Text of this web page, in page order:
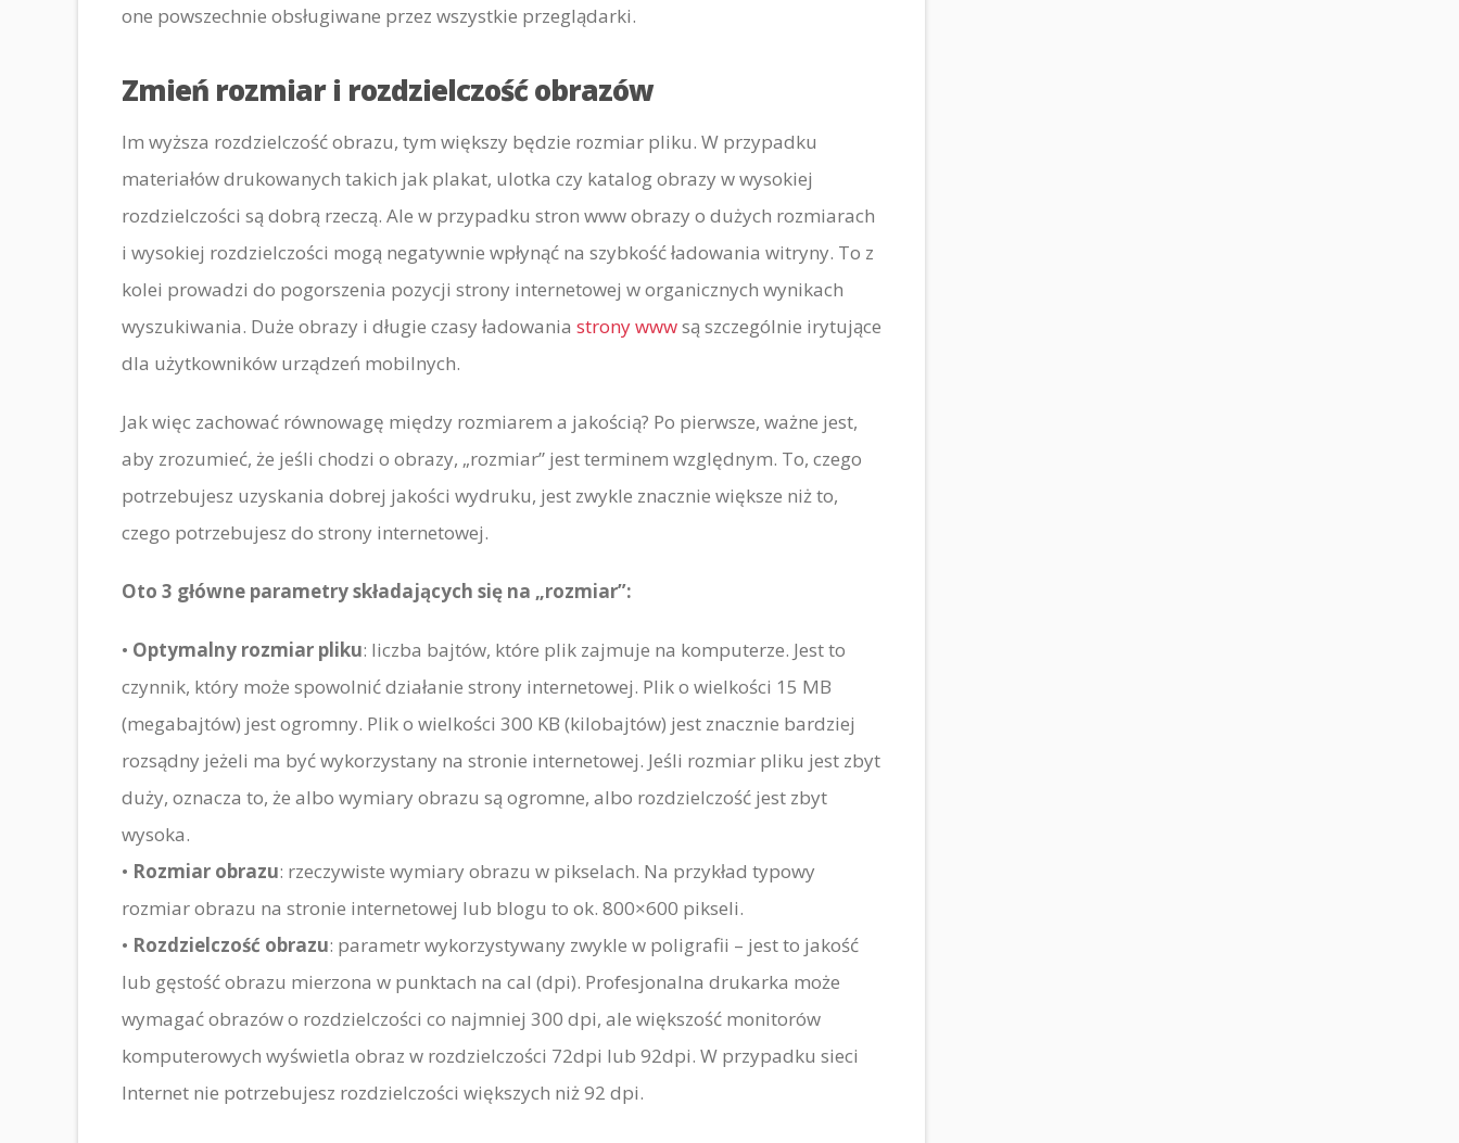
one powszechnie obsługiwane przez wszystkie przeglądarki.
Zmień rozmiar i rozdzielczość obrazów
Im wyższa rozdzielczość obrazu, tym większy będzie rozmiar pliku. W przypadku
materiałów drukowanych takich jak plakat, ulotka czy katalog obrazy w wysokiej
rozdzielczości są dobrą rzeczą. Ale w przypadku stron www obrazy o dużych rozmiarach
i wysokiej rozdzielczości mogą negatywnie wpłynąć na szybkość ładowania witryny. To z
kolei prowadzi do pogorszenia pozycji strony internetowej w organicznych wynikach
wyszukiwania. Duże obrazy i długie czasy ładowania strony wwwsą szczególnie irytujące
dla użytkowników urządzeń mobilnych.
Jak więc zachować równowagę między rozmiarem a jakością? Po pierwsze, ważne jest,
aby zrozumieć, że jeśli chodzi o obrazy, „rozmiar” jest terminem względnym. To, czego
potrzebujesz uzyskania dobrej jakości wydruku, jest zwykle znacznie większe niż to,
czego potrzebujesz do strony internetowej.
Oto 3 główne parametry składających się na „rozmiar”:
• Optymalny rozmiar pliku: liczba bajtów, które plik zajmuje na komputerze. Jest to
czynnik, który może spowolnić działanie strony internetowej. Plik o wielkości 15 MB
(megabajtów) jest ogromny. Plik o wielkości 300 KB (kilobajtów) jest znacznie bardziej
rozsądny jeżeli ma być wykorzystany na stronie internetowej. Jeśli rozmiar pliku jest zbyt
duży, oznacza to, że albo wymiary obrazu są ogromne, albo rozdzielczość jest zbyt
wysoka.
• Rozmiar obrazu: rzeczywiste wymiary obrazu w pikselach. Na przykład typowy
rozmiar obrazu na stronie internetowej lub blogu to ok. 800×600 pikseli.
• Rozdzielczość obrazu: parametr wykorzystywany zwykle w poligrafii – jest to jakość
lub gęstość obrazu mierzona w punktach na cal (dpi). Profesjonalna drukarka może
wymagać obrazów o rozdzielczości co najmniej 300 dpi, ale większość monitorów
komputerowych wyświetla obraz w rozdzielczości 72dpi lub 92dpi. W przypadku sieci
Internet nie potrzebujesz rozdzielczości większych niż 92 dpi.